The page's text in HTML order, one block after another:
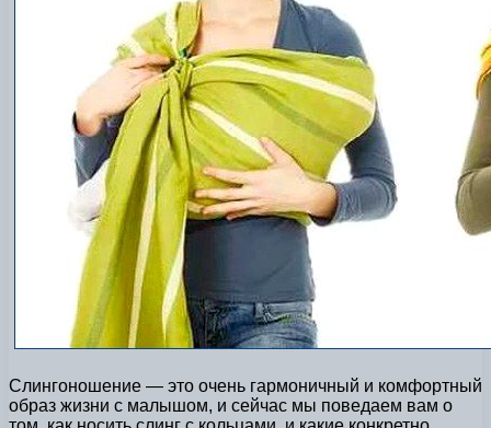
Слингоношение — это очень гармоничный и комфортный
образ жизни с малышом, и сейчас мы поведаем вам о